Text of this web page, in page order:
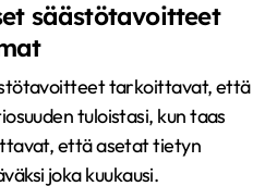
säästötavoitteet
tarkoittavat, että
tuloistasi, kun taas
että asetat tietyn
joka kuukausi.